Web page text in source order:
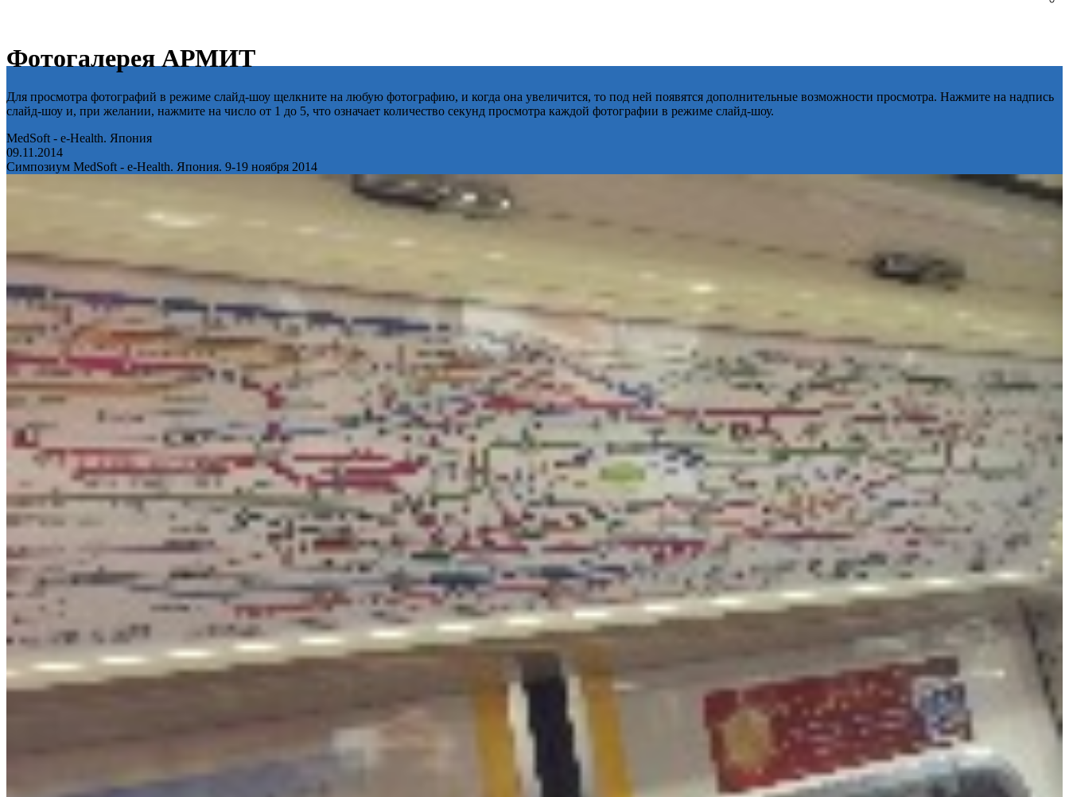
Фотогалерея АРМИТ
Для просмотра фотографий в режиме слайд-шоу щелкните на любую фотографию, и когда она увеличится, то под ней появятся дополнительные возможности просмотра. Нажмите на надпись
слайд-шоу и, при желании, нажмите на число от 1 до 5, что означает количество секунд просмотра каждой фотографии в режиме слайд-шоу.
MedSoft - e-Health. Япония
09.11.2014
Симпозиум MedSoft - e-Health. Япония. 9-19 ноября 2014